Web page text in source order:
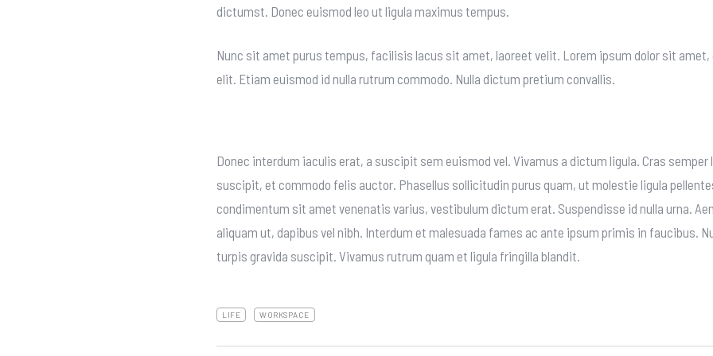
dictumst. Donec euismod leo ut ligula maximus tempus.
Nunc sit amet purus tempus, facilisis lacus sit amet, laoreet velit. Lorem ipsum dolor sit
elit. Etiam euismod id nulla rutrum commodo. Nulla dictum pretium convallis.
Donec interdum iaculis erat, a suscipit sem euismod vel. Vivamus a dictum ligula. Cras semper
suscipit, et commodo felis auctor. Phasellus sollicitudin purus quam, ut molestie ligula
condimentum sit amet venenatis varius, vestibulum dictum erat. Suspendisse id nulla urna.
aliquam ut, dapibus vel nibh. Interdum et malesuada fames ac ante ipsum primis in faucibus.
turpis gravida suscipit. Vivamus rutrum quam et ligula fringilla blandit.
LIFE WORKSPACE